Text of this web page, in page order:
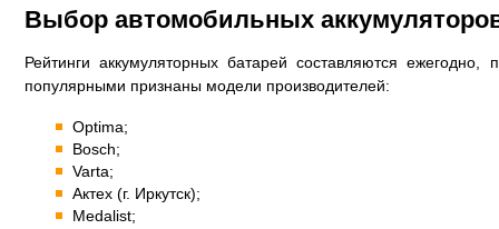
Выбор автомобильных
Рейтинги аккумуляторных батарей составляются
популярными признаны модели производителей:
Optima;
Bosch;
Varta;
Актех (г. Иркутск);
Medalist;